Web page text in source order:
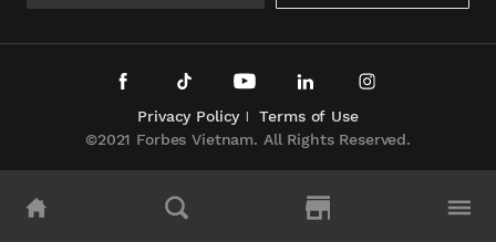
©2021 Forbes Vietnam. All Rights Reserved.
Privacy Policy Terms of Use